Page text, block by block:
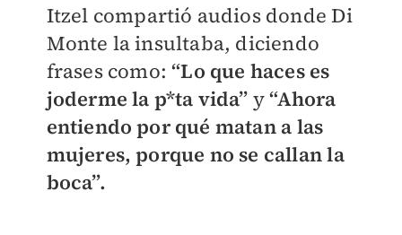
Itzel compartió audios donde Di
Monte la insultaba, diciendo
frases como:“Lo que haces es
joderme la p*ta vida” y“Ahora
entiendo por qué matan a las
mujeres, porque no se callan la
boca”.